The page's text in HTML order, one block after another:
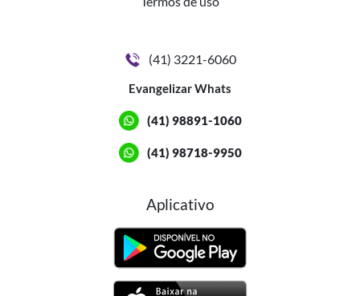
(41) 3221-6060
Evangelizar Whats
(41) 98891-1060
(41) 98718-9950
Aplicativo